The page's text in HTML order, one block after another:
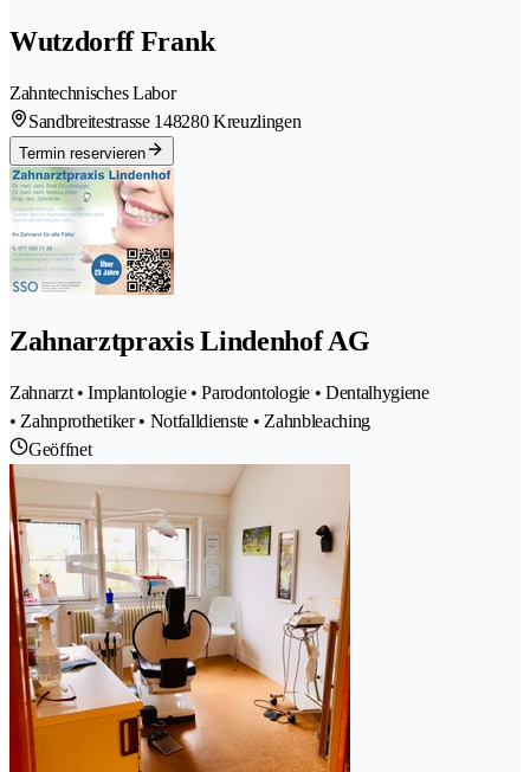
Wutzdorff Frank
Zahntechnisches Labor
Sandbreitestrasse 148280 Kreuzlingen
Termin reservieren
Zahnarztpraxis Lindenhof AG
Zahnarzt • Implantologie • Parodontologie • Dentalhygiene
• Zahnprothetiker • Notfalldienste • Zahnbleaching
Geöffnet